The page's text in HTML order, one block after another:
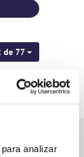
analizar
de 77